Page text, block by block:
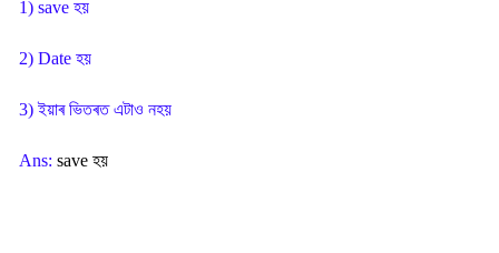
1) save হয়
2) Date হয়
3) ইয়াৰ ভিতৰত এটাও নহয়
Ans: save হয়